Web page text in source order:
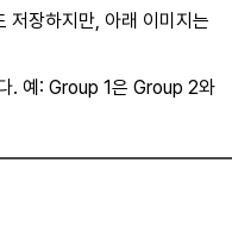
저장하지만, 아래 이미지는
. 예: Group 1은 Group 2와